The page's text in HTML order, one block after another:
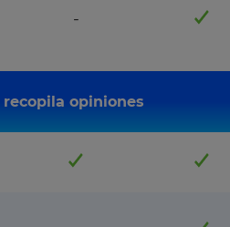
plan
-feature
plan
opiniones